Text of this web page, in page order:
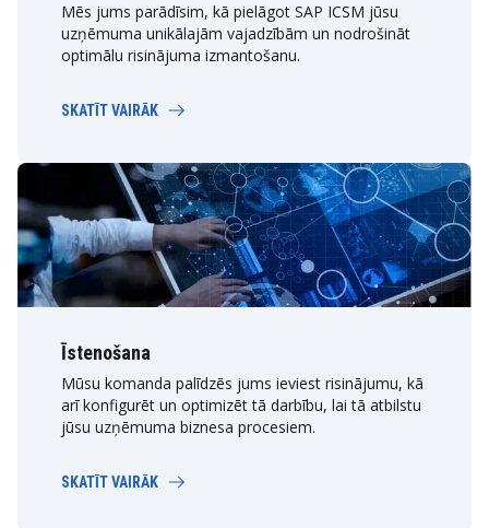
Mēs jums parādīsim, kā pielāgot SAP ICSM jūsu
uzņēmuma unikālajām vajadzībām un nodrošināt
optimālu risinājuma izmantošanu.
SKATĪT VAIRĀK
Īstenošana
Mūsu komanda palīdzēs jums ieviest risinājumu, kā
arī konfigurēt un optimizēt tā darbību, lai tā atbilstu
jūsu uzņēmuma biznesa procesiem.
SKATĪT VAIRĀK